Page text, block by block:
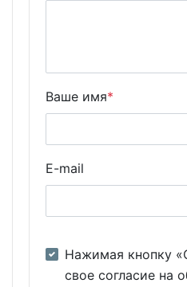
Ваше имя*
E-mail
Нажимая кнопку
свое согласие на